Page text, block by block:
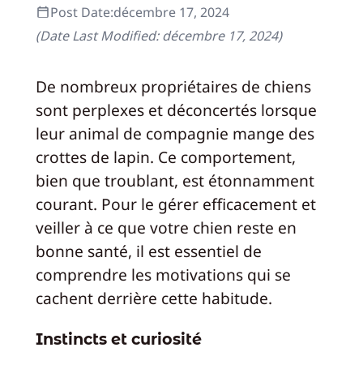
Post Date:décembre 17, 2024
(Date Last Modified:décembre 17, 2024)
De nombreux propriétaires de chiens
sont perplexes et déconcertés lorsque
leur animal de compagnie mange des
crottes de lapin. Ce comportement,
bien que troublant, est étonnamment
courant. Pour le gérer efficacement et
veiller à ce que votre chien reste en
bonne santé, il est essentiel de
comprendre les motivations qui se
cachent derrière cette habitude.
Instincts et curiosité